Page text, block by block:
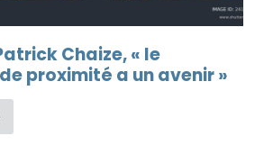
Chaize, « le
proximité a un avenir »